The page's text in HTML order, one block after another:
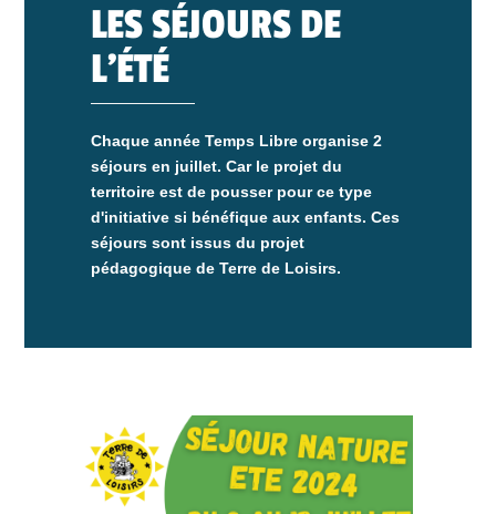
LES SÉJOURS DE
L’ÉTÉ
Chaque année Temps Libre organise 2
séjours en juillet. Car le projet du
territoire est de pousser pour ce type
d'initiative si bénéfique aux enfants. Ces
séjours sont issus du projet
pédagogique de Terre de Loisirs.